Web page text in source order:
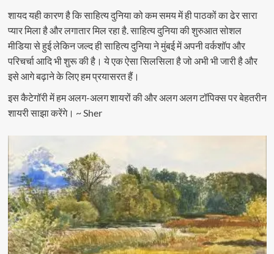
शायद यही कारण है कि साहित्य दुनिया को कम समय में ही पाठकों का ढेर सारा
प्यार मिला है और लगातार मिल रहा है. साहित्य दुनिया की शुरुआत सोशल
मीडिया से हुई लेकिन जल्द ही साहित्य दुनिया ने मुंबई में अपनी वर्कशॉप और
परिचर्चा आदि भी शुरू की है। ये एक ऐसा सिलसिला है जो अभी भी जारी है और
इसे आगे बढ़ाने के लिए हम प्रयासरत हैं।
इस कैटेगॉरी में हम अलग-अलग शायरों की और अलग अलग टॉपिक्स पर बेहतरीन
शायरी साझा करेंगे। ~ Sher